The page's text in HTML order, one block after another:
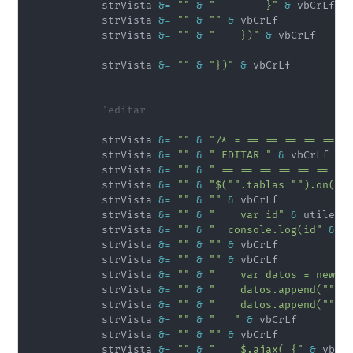
            strVista
&= "" & "        }" & vbCrLf
            strVista
&= "" & "" & vbCrLf
            strVista
&= "" & "    })" & vbCrLf
            strVista
&= "" & "})" & vbCrLf
'editar
            strVista
&= "" &
"/* = == == == == ==
            strVista
&= "" & " EDITAR " & vbCrLf
            strVista
&= "" &
" == == == == == ==
            strVista
&= "" &
"$("".tablas
            strVista
&= "" & "" & vbCrLf
            strVista
&= "" & "    var id" &
            strVista
&= "" & "  console.log(id" &
            strVista
&= "" & "" & vbCrLf
            strVista
&= "" & "" & vbCrLf
            strVista
&= "" &
"    var datos = new
            strVista
&= "" &
"
            strVista
&= "" &
"
            strVista
&= "" & "   " & vbCrLf
            strVista
&= "" & "" & vbCrLf
            strVista
&= "" & "    $.ajax( {" &